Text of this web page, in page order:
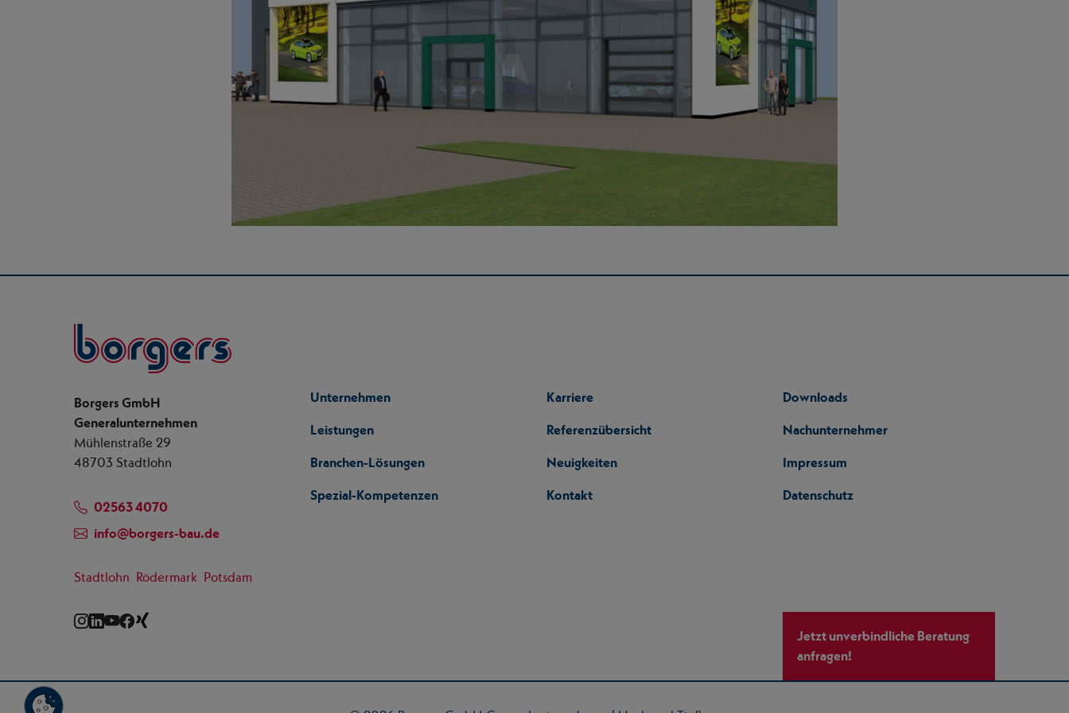
Borgers GmbH
Generalunternehmen
Mühlenstraße 29
48703 Stadtlohn
02563 4070
info@borgers-bau.de
Stadtlohn Rödermark Potsdam
Instagram
LinkedIn
YouTube
Facebook
Unternehmen
Leistungen
Branchen-Lösungen
Spezial-Kompetenzen
Karriere
Referenzübersicht
Neuigkeiten
Kontakt
Downloads
Nachunternehmer
Impressum
Datenschutz
Jetzt unverbindliche Beratung
anfragen!